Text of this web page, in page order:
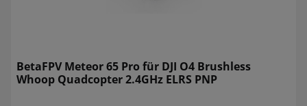
BetaFPV Meteor 65 Pro für DJI O4 Brushless
Whoop Quadcopter 2.4GHz ELRS PNP